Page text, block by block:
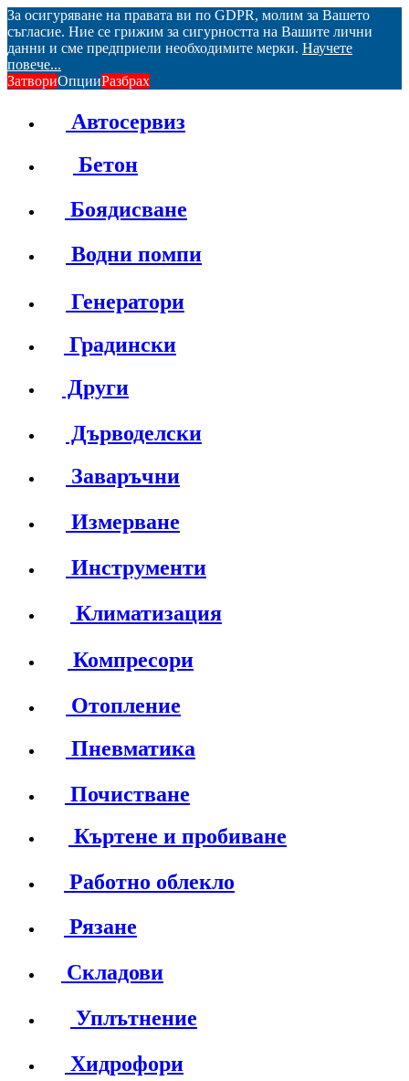
За осигуряване на правата ви по GDPR, молим за Вашето
съгласие. Ние се грижим за сигурността на Вашите лични
данни и сме предприели необходимите мерки. Научете
повече...
ЗатвориОпцииРазбрах
Автосервиз
Бетон
Боядисване
Водни помпи
Генератори
Градински
Други
Дърводелски
Заваръчни
Измерване
Инструменти
Климатизация
Компресори
Отопление
Пневматика
Почистване
Къртене и пробиване
Работно облекло
Рязане
Складови
Уплътнение
Хидрофори